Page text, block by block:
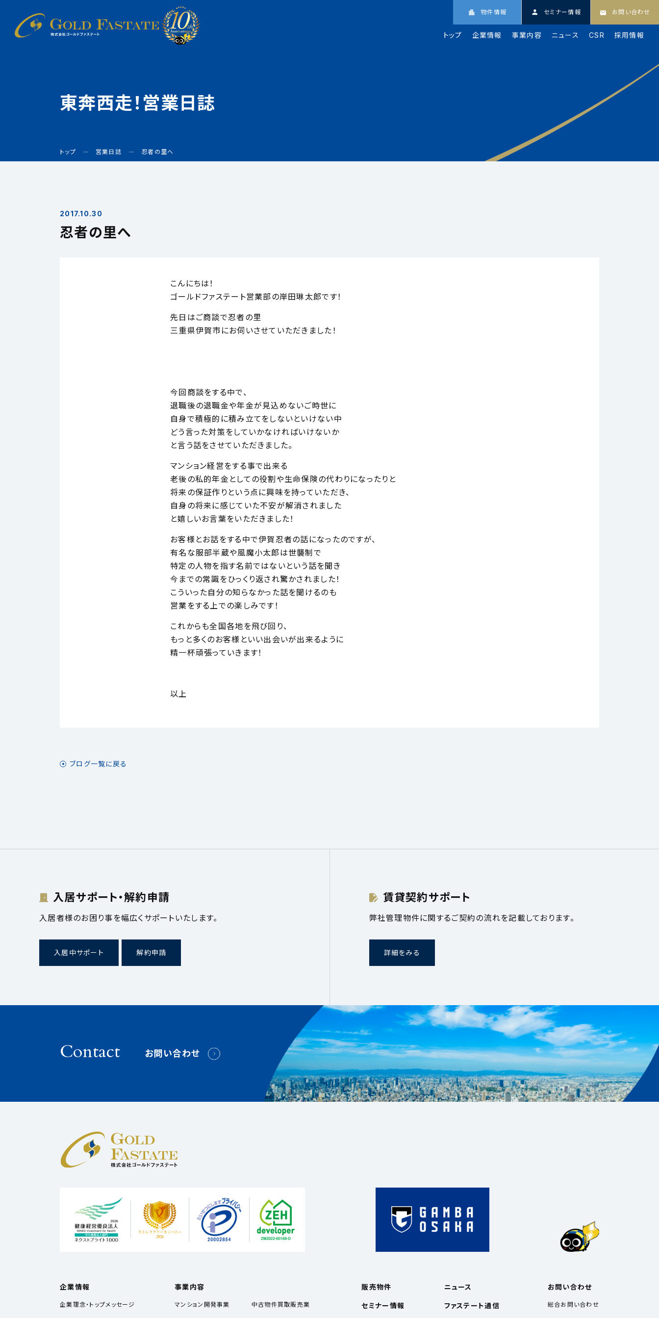
物件情報 セミナー情報 お問い合わせ
トップ 企業情報 事業内容 ニュース CSR 採用情報
東奔西走！営業日誌
トップ 営業日誌 忍者の里へ
2017.10.30
忍者の里へ
こんにちは！
ゴールドファステート営業部の岸田琳太郎です！
先日はご商談で忍者の里
三重県伊賀市にお伺いさせていただきました！
今回商談をする中で、
退職後の退職金や年金が見込めないご時世に
自身で積極的に積み立てをしないといけない中
どう言った対策をしていかなければいけないか
と言う話をさせていただきました。
マンション経営をする事で出来る
老後の私的年金としての役割や生命保険の代わりになったりと
将来の保証作りという点に興味を持っていただき、
自身の将来に感じていた不安が解消されました
と嬉しいお言葉をいただきました！
お客様とお話をする中で伊賀忍者の話になったのですが、
有名な服部半蔵や風魔小太郎は世襲制で
特定の人物を指す名前ではないという話を聞き
今までの常識をひっくり返され驚かされました！
こういった自分の知らなかった話を聞けるのも
営業をする上での楽しみです！
これからも全国各地を飛び回り、
もっと多くのお客様といい出会いが出来るように
精一杯頑張っていきます！
以上
ブログ一覧に戻る
入居サポート・解約申請
入居者様のお困り事を幅広くサポートいたします。
入居中サポート 解約申請
賃貸契約サポート
弊社管理物件に関するご契約の流れを記載しております。
詳細をみる
Contact お問い合わせ
企業情報
企業理念・トップメッセージ
事業内容
マンション開発事業 中古物件買取販売業
販売物件
セミナー情報
ニュース
ファステート通信
お問い合わせ
総合お問い合わせ